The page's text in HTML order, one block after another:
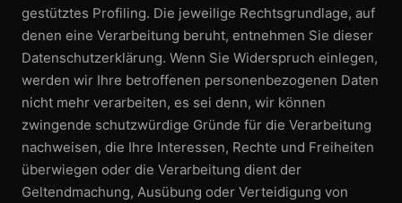
gestütztes Profiling. Die jeweilige Rechtsgrundlage, auf
denen eine Verarbeitung beruht, entnehmen Sie dieser
Datenschutz­erklärung. Wenn Sie Widerspruch einlegen,
werden wir Ihre betroffenen personen­bezogenen Daten
nicht mehr verarbeiten, es sei denn, wir können
zwingende schutzwürdige Gründe für die Verarbeitung
nachweisen, die Ihre Interessen, Rechte und Freiheiten
überwiegen oder die Verarbeitung dient der
Geltendmachung, Ausübung oder Verteidigung von